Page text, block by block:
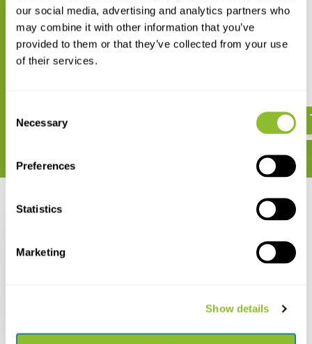
our social media, advertising and analytics partners who
may combine it with other information that you’ve
provided to them or that they’ve collected from your use
of their services.
Selection
Necessary
Preferences
Statistics
Marketing
Show details
Zuletzt angesehen